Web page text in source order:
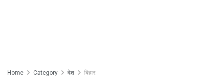
Home Category देश बिहार